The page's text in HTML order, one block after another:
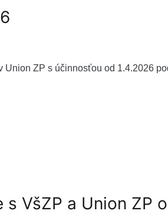
ZP s účinnosťou od 1.4.2026
VšZP a Union ZP